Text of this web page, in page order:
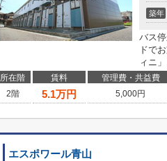
築年
バス
ドで
ィニ
所在階 賃料 管理費・共益費
2階
5.1万円 5,000円
エスポワール青山